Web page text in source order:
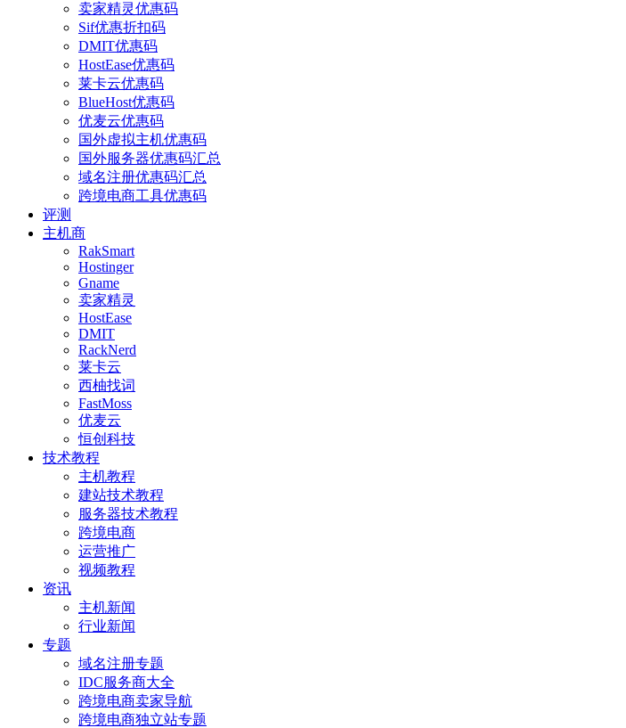
卖家精灵优惠码
Sif优惠折扣码
DMIT优惠码
HostEase优惠码
莱卡云优惠码
BlueHost优惠码
优麦云优惠码
国外虚拟主机优惠码
国外服务器优惠码汇总
域名注册优惠码汇总
跨境电商工具优惠码
评测
主机商
RakSmart
Hostinger
Gname
卖家精灵
HostEase
DMIT
RackNerd
莱卡云
西柚找词
FastMoss
优麦云
恒创科技
技术教程
主机教程
建站技术教程
服务器技术教程
跨境电商
运营推广
视频教程
资讯
主机新闻
行业新闻
专题
域名注册专题
IDC服务商大全
跨境电商卖家导航
跨境电商独立站专题